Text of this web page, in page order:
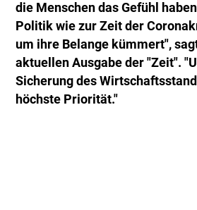
die Menschen das Gefühl
Politik wie zur Zeit der
um ihre Belange kümmert",
aktuellen Ausgabe der "Zeit".
Sicherung des
höchste Priorität."